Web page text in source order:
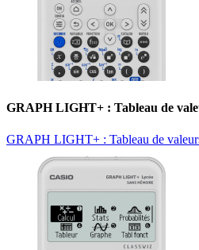
GRAPH LIGHT+ : Tableau de
GRAPH LIGHT+ : Tableau de